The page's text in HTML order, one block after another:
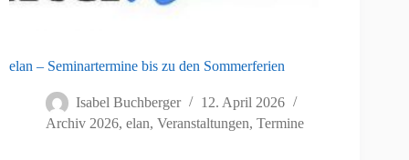
elan – Seminartermine bis zu den Sommerferien
Isabel Buchberger
12. April 2026
Archiv 2026, elan, Veranstaltungen, Termine